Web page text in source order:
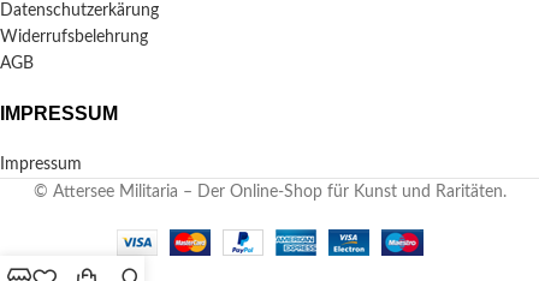
Datenschutzerkärung
Widerrufsbelehrung
AGB
IMPRESSUM
Impressum
© Attersee Militaria – Der Online-Shop für Kunst und Raritäten.